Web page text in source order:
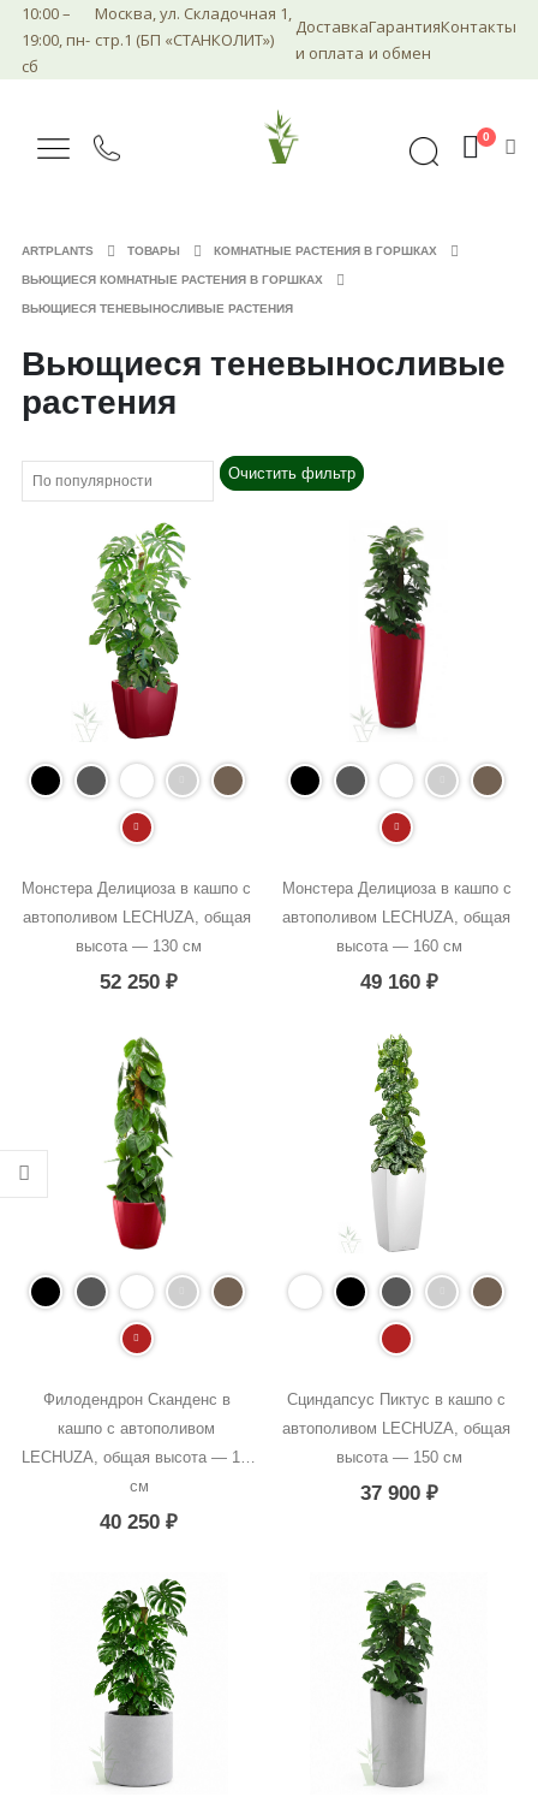
10:00 –
19:00, пн-
сб
Москва, ул. Складочная 1,
стр.1 (БП «СТАНКОЛИТ»)
Доставка
и оплата
Гарантия
и обмен
Контакты
0
ARTPLANTS ТОВАРЫ КОМНАТНЫЕ РАСТЕНИЯ В ГОРШКАХ
ВЬЮЩИЕСЯ КОМНАТНЫЕ РАСТЕНИЯ В ГОРШКАХ
ВЬЮЩИЕСЯ ТЕНЕВЫНОСЛИВЫЕ РАСТЕНИЯ
Вьющиеся теневыносливые
растения
Очистить фильтр
Монстера Делициоза в кашпо с
автополивом LECHUZA, общая
высота — 130 см
52 250₽
Монстера Делициоза в кашпо с
автополивом LECHUZA, общая
высота — 160 см
49 160 ₽
Филодендрон Сканденс в
кашпо с автополивом
LECHUZA, общая высота — 160
см
40 250₽
Сциндапсус Пиктус в кашпо с
автополивом LECHUZA, общая
высота — 150 см
37 900 ₽